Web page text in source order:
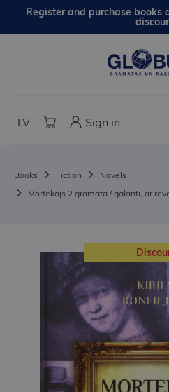
Register and purchase books
LV Sign in
Books Fiction
Novels
Mortekajs 2 grāmata / galanti, ar